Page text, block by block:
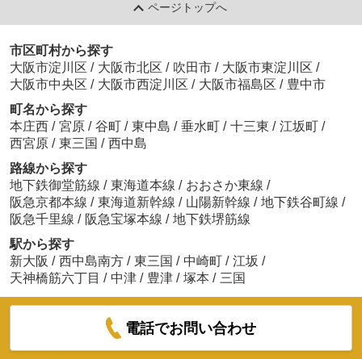
ページトップへ
市区町村から探す
大阪市淀川区 / 大阪市北区 / 吹田市 / 大阪市東淀川区 /
大阪市中央区 / 大阪市西淀川区 / 大阪市福島区 / 豊中市
町名から探す
本庄西 / 宮原 / 谷町 / 東中島 / 垂水町 / 十三東 / 江坂町 /
西宮原 / 東三国 / 西中島
路線から探す
地下鉄御堂筋線 / 東海道本線 / おおさか東線 /
阪急京都本線 / 東海道新幹線 / 山陽新幹線 / 地下鉄谷町線 /
阪急千里線 / 阪急宝塚本線 / 地下鉄堺筋線
駅から探す
新大阪 / 西中島南方 / 東三国 / 中崎町 / 江坂 /
天神橋筋六丁目 / 中津 / 豊津 / 塚本 / 三国
電話でお問い合わせ